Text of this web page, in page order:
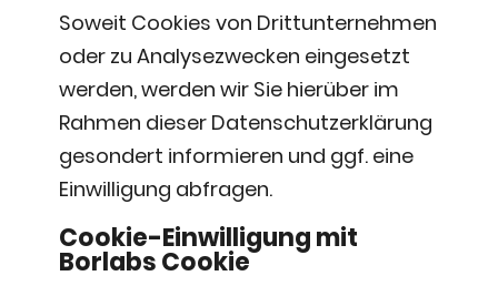
Soweit Cookies von Drittunternehmen
oder zu Analysezwecken eingesetzt
werden, werden wir Sie hierüber im
Rahmen dieser Datenschutzerklärung
gesondert informieren und ggf. eine
Einwilligung abfragen.
Cookie-Einwilligung mit
Borlabs Cookie